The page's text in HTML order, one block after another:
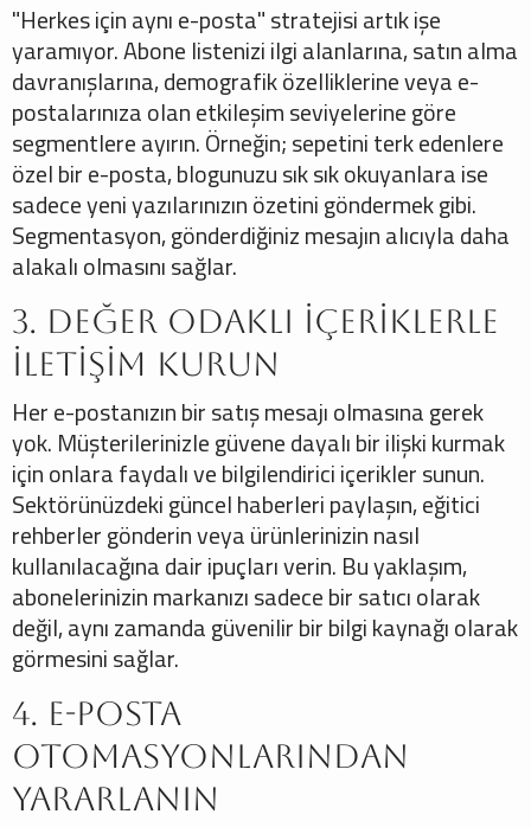
"Herkes için aynı e-posta" stratejisi artık işe
yaramıyor. Abone listenizi ilgi alanlarına, satın alma
davranışlarına, demografik özelliklerine veya e-
postalarınıza olan etkileşim seviyelerine göre
segmentlere ayırın. Örneğin; sepetini terk edenlere
özel bir e-posta, blogunuzu sık sık okuyanlara ise
sadece yeni yazılarınızın özetini göndermek gibi.
Segmentasyon, gönderdiğiniz mesajın alıcıyla daha
alakalı olmasını sağlar.
3. Değer Odaklı İçeriklerle
İletişim Kurun
Her e-postanızın bir satış mesajı olmasına gerek
yok. Müşterilerinizle güvene dayalı bir ilişki kurmak
için onlara faydalı ve bilgilendirici içerikler sunun.
Sektörünüzdeki güncel haberleri paylaşın, eğitici
rehberler gönderin veya ürünlerinizin nasıl
kullanılacağına dair ipuçları verin. Bu yaklaşım,
abonelerinizin markanızı sadece bir satıcı olarak
değil, aynı zamanda güvenilir bir bilgi kaynağı olarak
görmesini sağlar.
4. E-posta
Otomasyonlarından
Yararlanın